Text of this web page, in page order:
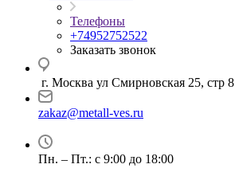
Телефоны
+74952752522
Заказать звонок
г. Москва ул Смирновская 25, стр 8
zakaz@metall-ves.ru
Пн. – Пт.: с 9:00 до 18:00